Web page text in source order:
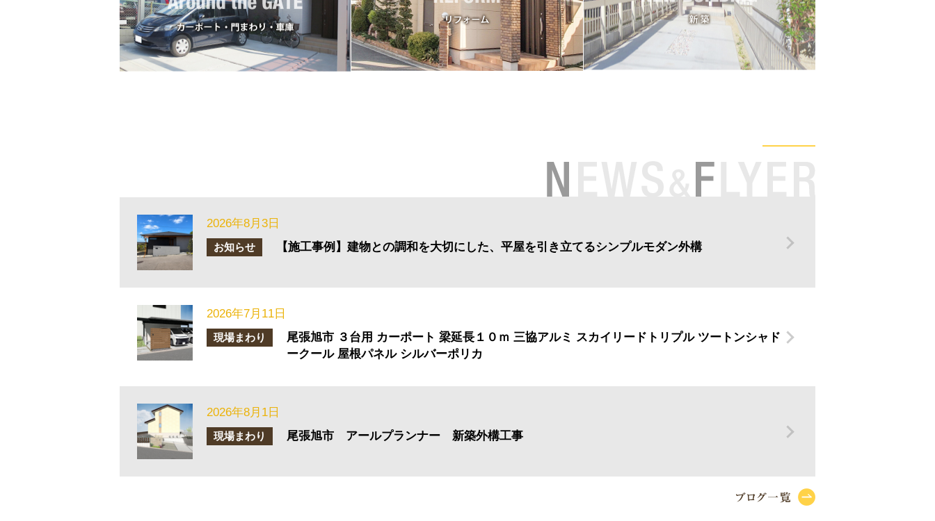
2026年8月3日
お知らせ 【施工事例】建物との調和を大切にした、平屋を引き立てるシンプルモダン外構
2026年7月11日
現場まわり
尾張旭市 ３台用 カーポート 梁延長１０ｍ 三協アルミ スカイリードトリプル ツートンシャド
ークール 屋根パネル シルバーポリカ
2026年8月1日
現場まわり 尾張旭市 アールプランナー 新築外構工事